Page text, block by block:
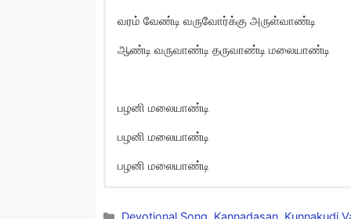
வரம் வேண்டி வருவோர்க்கு அருள்வாண்டி
ஆண்டி வருவாண்டி தருவாண்டி மலையாண்டி
பழனி மலையாண்டி
பழனி மலையாண்டி
பழனி மலையாண்டி
Categories